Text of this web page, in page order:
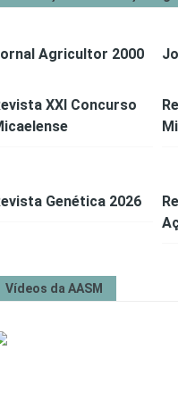
Agricultor 2000
XXI Concurso
Genética 2026
Vídeos da AASM